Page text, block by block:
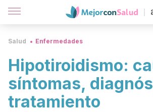
Salud Enfermedades
Hipotiroidismo:
síntomas,
tratamiento